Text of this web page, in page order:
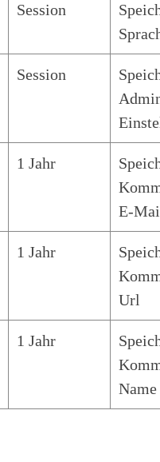
Session
Session
1 Jahr
E-
1 Jahr
Url
1 Jahr
Name